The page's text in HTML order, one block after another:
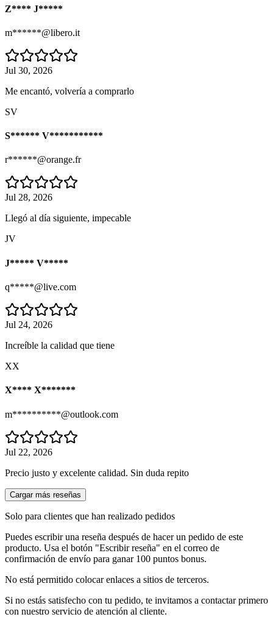
Z**** J*****
m******@libero.it
Jul 30, 2026
Me encantó, volvería a comprarlo
SV
S****** V***********
r******@orange.fr
Jul 28, 2026
Llegó al día siguiente, impecable
JV
J***** V*****
q*****@live.com
Jul 24, 2026
Increíble la calidad que tiene
XX
X**** X*******
m**********@outlook.com
Jul 22, 2026
Precio justo y excelente calidad. Sin duda repito
Cargar más reseñas
Solo para clientes que han realizado pedidos
Puedes escribir una reseña después de hacer un pedido de este
producto. Usa el botón "Escribir reseña" en el correo de
confirmación de envío para ganar 100 puntos bonus.
No está permitido colocar enlaces a sitios de terceros.
Si no estás satisfecho con tu pedido, te invitamos a contactar primero
con nuestro servicio de atención al cliente.